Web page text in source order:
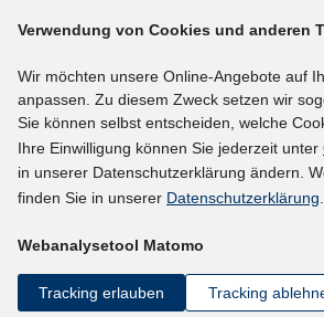
Barrieren melden
Social-Media-Kanäle
BlueSky
YouTube
LinkedIn
kununu
Netiquette
Verwendung von Cookies und anderen
Wir möchten unsere Online-Angebote auf
anpassen. Zu diesem Zweck setzen wir
Sie können selbst entscheiden, welche
Ihre Einwilligung können Sie jederzeit unter
in unserer Datenschutzerklärung ändern.
finden Sie in unserer Datenschutzerklärung.
Webanalysetool Matomo
Tracking erlauben Tracking